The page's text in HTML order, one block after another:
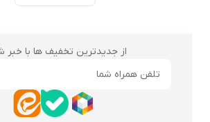
از جدیدترین تخفیف ها با خبر شوید